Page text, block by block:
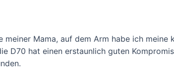
meiner Mama, auf dem Arm habe ich meine
D70 hat einen erstaunlich guten